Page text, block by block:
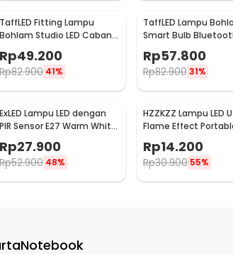
TaffLED Fitting Lampu
Bohlam Studio LED Cabang
HU-300
Rp49.200
Rp82.900 41%
TaffLED Lampu
Smart Bulb
RGBCW E27 220V
Rp57.800
Rp82.900 31%
ExLED Lampu LED dengan
PIR Sensor E27 Warm White
Rp27.900
Rp52.900 48%
HZZKZZ Lampu LED
Flame Effect
Rp14.200
Rp30.900 55%